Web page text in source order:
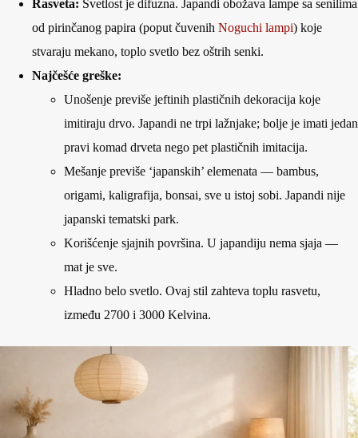
Rasveta: Svetlost je difuzna. Japandi obožava lampe sa senilima
od pirinčanog papira (poput čuvenih Noguchi lampi) koje
stvaraju mekano, toplo svetlo bez oštrih senki.
Najčešće greške:
Unošenje previše jeftinih plastičnih dekoracija koje
imitiraju drvo. Japandi ne trpi lažnjake; bolje je imati jedan
pravi komad drveta nego pet plastičnih imitacija.
Mešanje previše ‘japanskih’ elemenata — bambus,
origami, kaligrafija, bonsai, sve u istoj sobi. Japandi nije
japanski tematski park.
Korišćenje sjajnih površina. U japandiju nema sjaja —
mat je sve.
Hladno belo svetlo. Ovaj stil zahteva toplu rasvetu,
između 2700 i 3000 Kelvina.